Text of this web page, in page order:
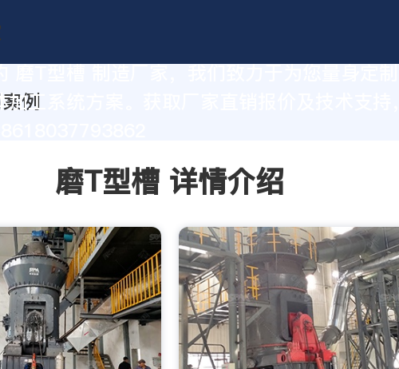
工系统方案。获取厂家直销报价及技术支持，
磨T型槽 详情介绍